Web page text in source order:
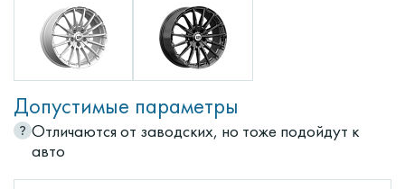
Допустимые параметры
Отличаются от заводских, но тоже подойдут к
авто